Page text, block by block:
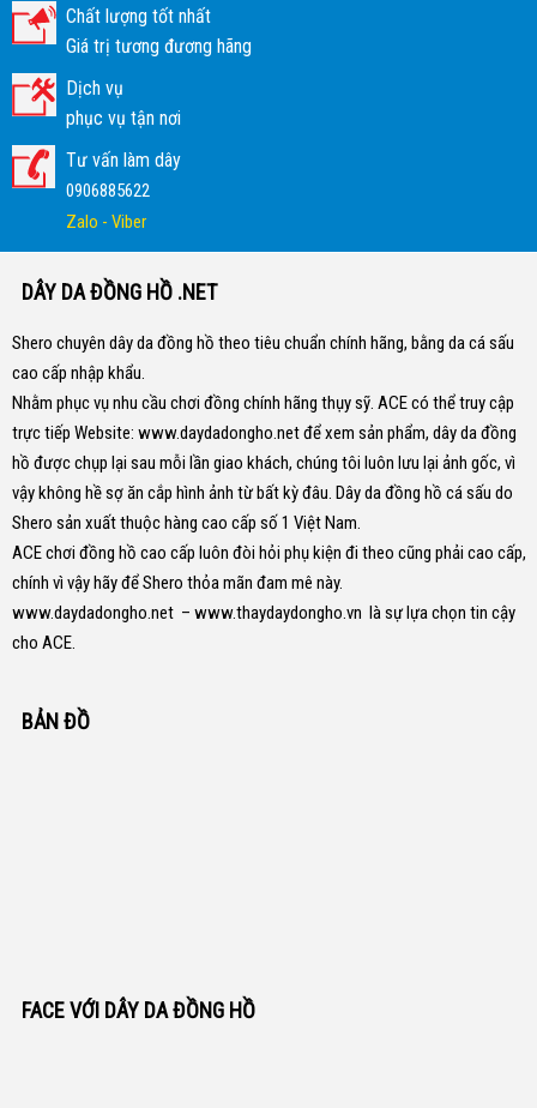
Chất lượng tốt nhất
Giá trị tương đương hãng
Dịch vụ
phục vụ tận nơi
Tư vấn làm dây
0906885622
Zalo - Viber
DÂY DA ĐỒNG HỒ .NET
Shero chuyên dây da đồng hồ theo tiêu chuẩn chính hãng, bằng da cá sấu
cao cấp nhập khẩu.
Nhằm phục vụ nhu cầu chơi đồng chính hãng thụy sỹ. ACE có thể truy cập
trực tiếp Website: www.daydadongho.netđể xem sản phẩm, dây da đồng
hồ được chụp lại sau mỗi lần giao khách, chúng tôi luôn lưu lại ảnh gốc, vì
vậy không hề sợ ăn cắp hình ảnh từ bất kỳ đâu. Dây da đồng hồ cá sấu do
Shero sản xuất thuộc hàng cao cấp số 1 Việt Nam.
ACE chơi đồng hồ cao cấp luôn đòi hỏi phụ kiện đi theo cũng phải cao cấp,
chính vì vậy hãy để Shero thỏa mãn đam mê này.
www.daydadongho.net – www.thaydaydongho.vn là sự lựa chọn tin cậy
cho ACE.
BẢN ĐỒ
FACE VỚI DÂY DA ĐỒNG HỒ